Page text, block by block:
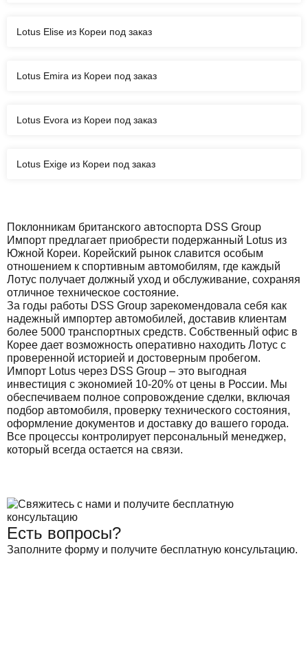
Lotus Elise из Кореи под заказ
Lotus Emira из Кореи под заказ
Lotus Evora из Кореи под заказ
Lotus Exige из Кореи под заказ
Поклонникам британского автоспорта DSS Group
Импорт предлагает приобрести подержанный Lotus из
Южной Кореи. Корейский рынок славится особым
отношением к спортивным автомобилям, где каждый
Лотус получает должный уход и обслуживание, сохраняя
отличное техническое состояние.
За годы работы DSS Group зарекомендовала себя как
надежный импортер автомобилей, доставив клиентам
более 5000 транспортных средств. Собственный офис в
Корее дает возможность оперативно находить Лотус с
проверенной историей и достоверным пробегом.
Импорт Lotus через DSS Group – это выгодная
инвестиция с экономией 10-20% от цены в России. Мы
обеспечиваем полное сопровождение сделки, включая
подбор автомобиля, проверку технического состояния,
оформление документов и доставку до вашего города.
Все процессы контролирует персональный менеджер,
который всегда остается на связи.
Есть вопросы?
Заполните форму и получите бесплатную консультацию.